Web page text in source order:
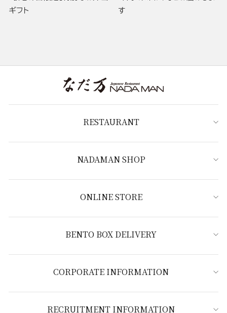
ギフト
す
RESTAURANT
NADAMAN SHOP
ONLINE STORE
BENTO BOX DELIVERY
CORPORATE INFORMATION
RECRUITMENT INFORMATION